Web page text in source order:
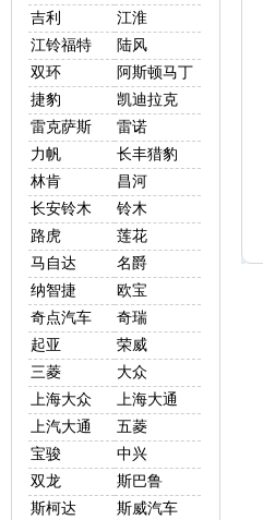
吉利
江淮
江铃福特
陆风
双环
阿斯顿马丁
捷豹
凯迪拉克
雷克萨斯
雷诺
力帆
长丰猎豹
林肯
昌河
长安铃木
铃木
路虎
莲花
马自达
名爵
纳智捷
欧宝
奇点汽车
奇瑞
起亚
荣威
三菱
大众
上海大众
上海大通
上汽大通
五菱
宝骏
中兴
双龙
斯巴鲁
斯柯达
斯威汽车